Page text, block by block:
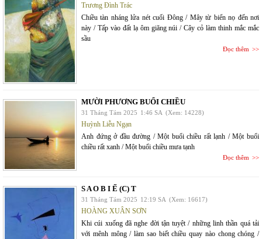
Trương Đình Trác
Chiều tàn nháng lửa nét cuối Đông / Mây từ biển nọ đến nơi
này / Tấp vào đất lạ ôm giăng núi / Cây cỏ làm thinh mắc mắc
sầu
Đọc thêm
MƯỜI PHƯƠNG BUỔI CHIỀU
31 Tháng Tám 2025 1:46 SA (Xem: 14228)
Huỳnh Liễu Ngạn
Anh đứng ở đầu đường / Một buổi chiều rất lạnh / Một buổi
chiều rất xanh / Một buổi chiều mưa tạnh
Đọc thêm
S A O B I Ế (C) T
31 Tháng Tám 2025 12:19 SA (Xem: 16617)
HOÀNG XUÂN SƠN
Khi cúi xuống đã nghe đời tận tuyệt / những linh thần quá tải
với mênh mông / làm sao biết chiều quay nào chong chóng /